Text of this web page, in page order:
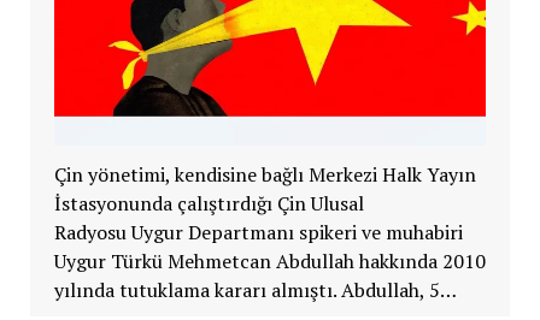
Çin yönetimi, kendisine bağlı Merkezi Halk Yayın
İstasyonunda çalıştırdığı Çin Ulusal
Radyosu Uygur Departmanı spikeri ve muhabiri
Uygur Türkü Mehmetcan Abdullah hakkında 2010
yılında tutuklama kararı almıştı. Abdullah, 5…